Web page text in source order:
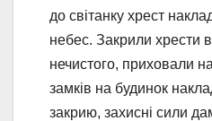
до світанку хрест
небес. Закрили хрести
нечистого, приховали
замків на будинок
закрию, захисні сили